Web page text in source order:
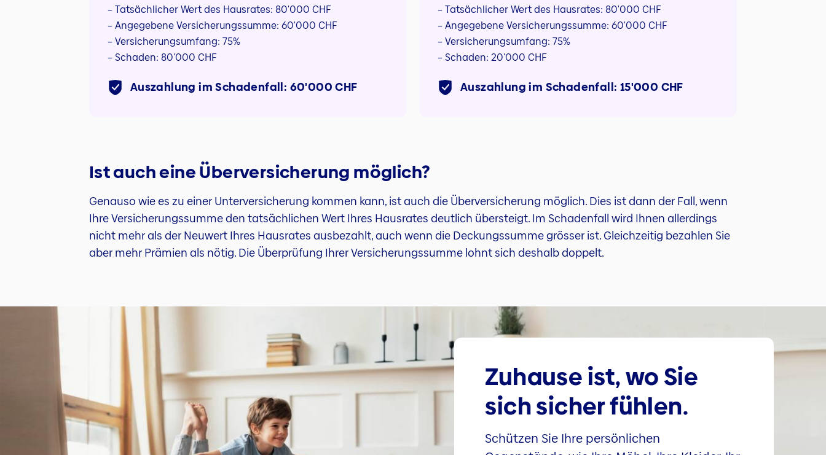
– Tatsächlicher Wert des Hausrates: 80'000 CHF
– Angegebene Versicherungssumme: 60'000 CHF
– Versicherungsumfang: 75%
– Schaden: 80'000 CHF
Auszahlung im Schadenfall: 60'000 CHF
– Tatsächlicher Wert des Hausrates: 80'000 CHF
– Angegebene Versicherungssumme: 60'000 CHF
– Versicherungsumfang: 75%
– Schaden: 20'000 CHF
Auszahlung im Schadenfall: 15'000 CHF
Ist auch eine Überversicherung möglich?
Genauso wie es zu einer Unterversicherung kommen kann, ist auch die Überversicherung möglich. Dies ist dann der Fall, wenn
Ihre Versicherungssumme den tatsächlichen Wert Ihres Hausrates deutlich übersteigt. Im Schadenfall wird Ihnen allerdings
nicht mehr als der Neuwert Ihres Hausrates ausbezahlt, auch wenn die Deckungssumme grösser ist. Gleichzeitig bezahlen Sie
aber mehr Prämien als nötig. Die Überprüfung Ihrer Versicherungssumme lohnt sich deshalb doppelt.
Zuhause ist, wo Sie
sich sicher fühlen.
Schützen Sie Ihre persönlichen